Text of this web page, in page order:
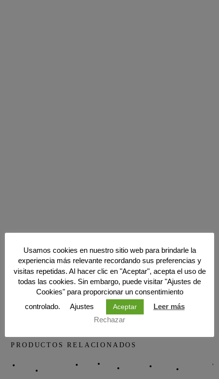
PRODUCTOS RELACIONADOS
Usamos cookies en nuestro sitio web para brindarle la
experiencia más relevante recordando sus preferencias y
visitas repetidas. Al hacer clic en "Aceptar", acepta el uso de
todas las cookies. Sin embargo, puede visitar "Ajustes de
Cookies" para proporcionar un consentimiento
controlado.
Ajustes Aceptar
Leer más
Rechazar